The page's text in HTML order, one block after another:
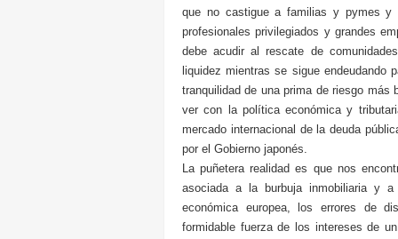
que no castigue a familias y pymes y
profesionales privilegiados y grandes
debe acudir al rescate de
liquidez mientras se sigue endeudando
tranquilidad de una prima de riesgo
ver con la política económica y
mercado internacional de la deuda
por el Gobierno japonés.
La puñetera realidad es que nos
asociada a la burbuja inmobiliaria y
económica europea, los errores de
formidable fuerza de los intereses de